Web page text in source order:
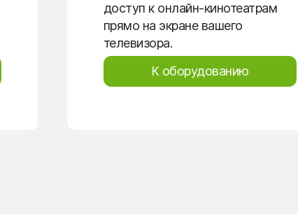
доступ к онлайн-кинотеатрам
прямо на экране вашего
телевизора.
К оборудованию